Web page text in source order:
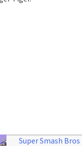
Super Smash